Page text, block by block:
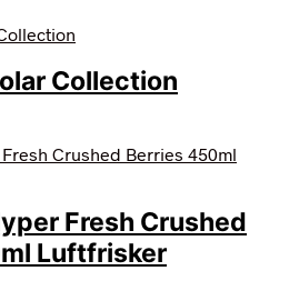
Collection
Fresh Crushed
Luftfrisker